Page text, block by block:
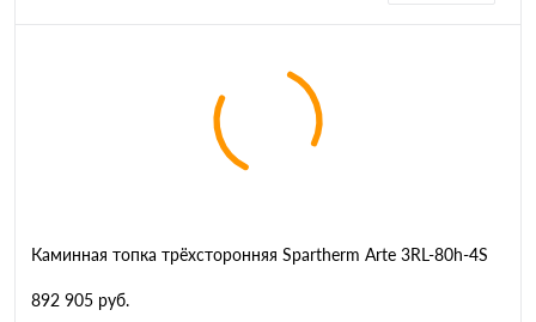
Каминная топка трёхсторонняя Spartherm Arte 3RL-80h-4S
892 905 руб.